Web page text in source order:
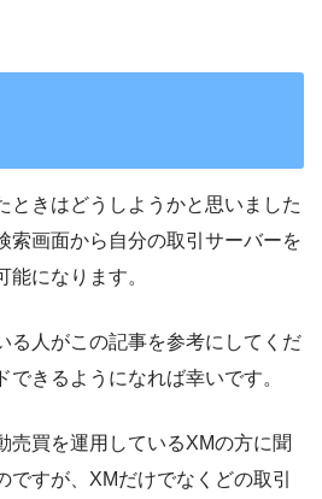
ときはどうしようかと思いました
索画面から自分の取引サーバーを
になります。
る人がこの記事を参考にしてくだ
できるようになれば幸いです。
売買を運用しているXMの方に聞
ですが、XMだけでなくどの取引